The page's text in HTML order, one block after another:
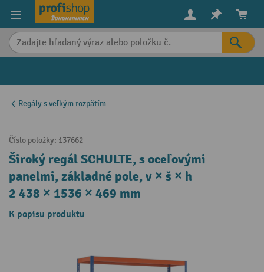
content
Regály s veľkým rozpätím
Číslo položky: 137662
Široký regál SCHULTE, s oceľovými
panelmi, základné pole, v × š × h
2 438 × 1536 × 469 mm
K popisu produktu